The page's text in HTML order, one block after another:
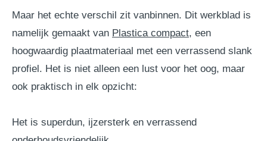
Maar het echte verschil zit vanbinnen. Dit werkblad is
namelijk gemaakt van Plastica compact, een
hoogwaardig plaatmateriaal met een verrassend slank
profiel. Het is niet alleen een lust voor het oog, maar
ook praktisch in elk opzicht:
Het is superdun, ijzersterk en verrassend